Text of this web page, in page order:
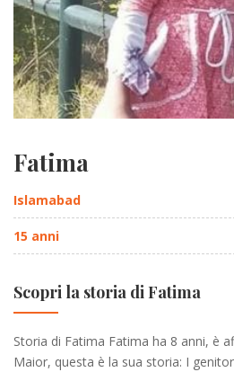
Fatima
Islamabad
15 anni
Scopri la storia di Fatima
Storia di Fatima Fatima ha 8 anni, è
Maior, questa è la sua storia: I